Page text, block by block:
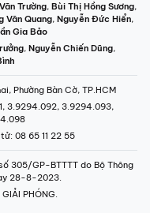
Trường, Bùi Thị Hồng Sương,
Văn Quang, Nguyễn Đức Hiển,
Gia Bảo
, Nguyễn Chiến Dũng,
Phường Bàn Cờ, TP.HCM
3.9294.092, 3.9294.093,
tử: 08 65 11 22 55
305/GP-BTTTT do Bộ Thông
28-8-2023.
PHÓNG.